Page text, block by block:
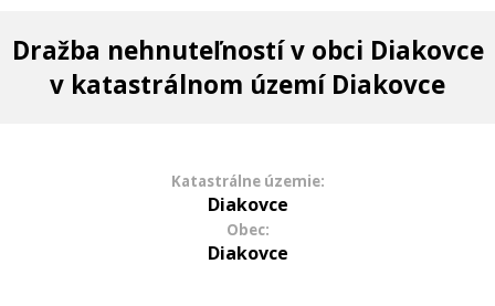
Dražba nehnuteľností v obci Diakovce
v katastrálnom území Diakovce
Katastrálne územie:
Diakovce
Obec:
Diakovce